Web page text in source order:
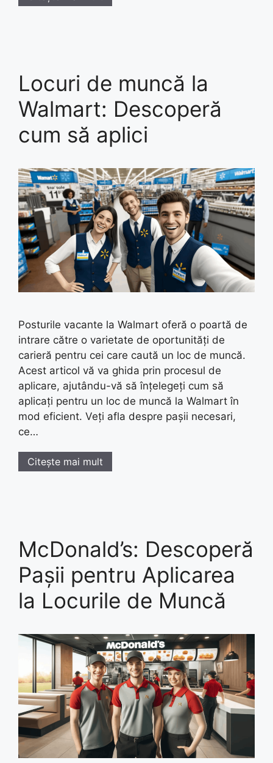
Locuri de muncă la
Walmart: Descoperă
cum să aplici
Posturile vacante la Walmart oferă o poartă de
intrare către o varietate de oportunități de
carieră pentru cei care caută un loc de muncă.
Acest articol vă va ghida prin procesul de
aplicare, ajutându-vă să înțelegeți cum să
aplicați pentru un loc de muncă la Walmart în
mod eficient. Veți afla despre pașii necesari,
ce…
Citește mai mult
McDonald’s: Descoperă
Pașii pentru Aplicarea
la Locurile de Muncă